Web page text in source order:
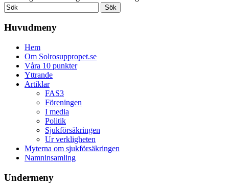
Huvudmeny
Hem
Om Solrosuppropet.se
Våra 10 punkter
Yttrande
Artiklar
FAS3
Föreningen
I media
Politik
Sjukförsäkringen
Ur verkligheten
Myterna om sjukförsäkringen
Namninsamling
Undermeny